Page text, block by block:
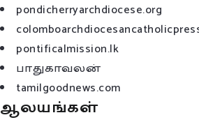
pondicherryarchdiocese.org
pontificalmission.lk
பாதுகாவலன்
tamilgoodnews.com
ஆலயங்கள்